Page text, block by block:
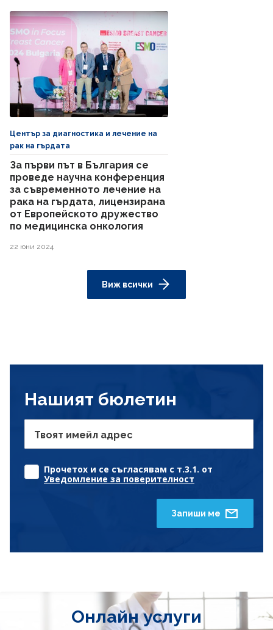
Център за диагностика и лечение на
рак на гърдата
За първи път в България се
проведе научна конференция
за съвременното лечение на
рака на гърдата, лицензирана
от Европейското дружество
по медицинска онкология
22 юни 2024
Виж всички
Нашият бюлетин
Твоят имейл адрес
Прочетох и се съгласявам с т.3.1. от
Уведомление за поверителност
Запиши ме
Онлайн услуги